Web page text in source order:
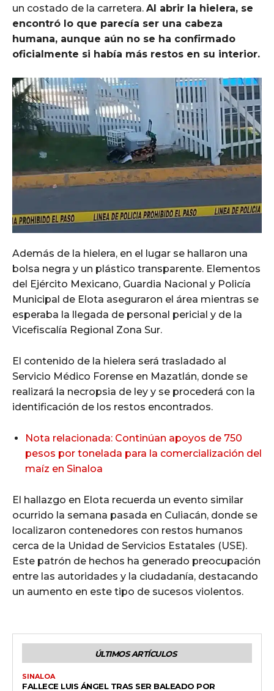
un costado de la carretera. Al abrir la hielera, se
encontró lo que parecía ser una cabeza
humana, aunque aún no se ha confirmado
oficialmente si había más restos en su interior.
Además de la hielera, en el lugar se hallaron una
bolsa negra y un plástico transparente. Elementos
del Ejército Mexicano, Guardia Nacional y Policía
Municipal de Elota aseguraron el área mientras se
esperaba la llegada de personal pericial y de la
Vicefiscalía Regional Zona Sur.
El contenido de la hielera será trasladado al
Servicio Médico Forense en Mazatlán, donde se
realizará la necropsia de ley y se procederá con la
identificación de los restos encontrados.
Nota relacionada: Continúan apoyos de 750
pesos por tonelada para la comercialización del
maíz en Sinaloa
El hallazgo en Elota recuerda un evento similar
ocurrido la semana pasada en Culiacán, donde se
localizaron contenedores con restos humanos
cerca de la Unidad de Servicios Estatales (USE).
Este patrón de hechos ha generado preocupación
entre las autoridades y la ciudadanía, destacando
un aumento en este tipo de sucesos violentos.
ÚLTIMOS ARTÍCULOS
SINALOA
FALLECE LUIS ÁNGEL TRAS SER BALEADO POR